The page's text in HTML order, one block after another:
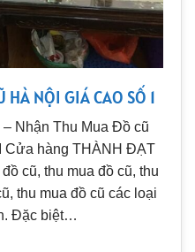
HÀ NỘI GIÁ CAO SỐ 1
Nhận Thu Mua Đồ cũ
Cửa hàng THÀNH ĐẠT
cũ, thu mua đồ cũ, thu
thu mua đồ cũ các loại
Đặc biệt…